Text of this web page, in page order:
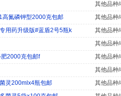
其他品种
氮磷钾型2000克包邮
其他品种
用药升级版#蓝盾2号5瓶k
其他品种
其他品种
2000克包邮f
其他品种
其他品种
灵200mlx4瓶包邮
其他品种